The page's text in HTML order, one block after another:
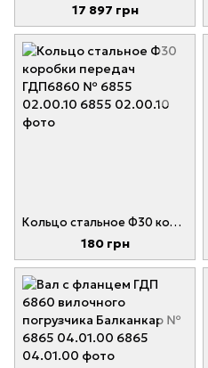
17 897 грн
Кольцо стальное Ф30 коробки передач ГДП6860 № 6855 02.00.10
180 грн